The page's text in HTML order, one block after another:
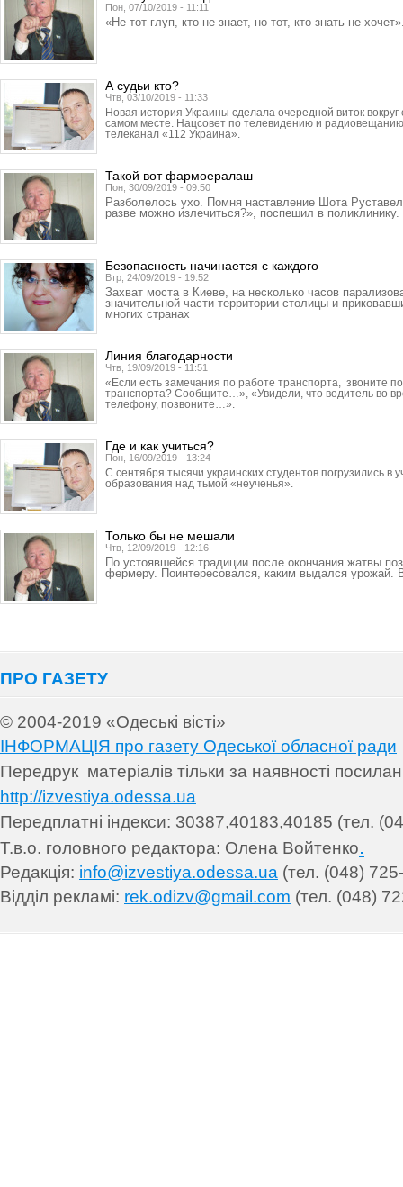
Пон, 07/10/2019 - 11:11
«Не тот глуп, кто не знает, но тот, кто знать не
А судьи кто?
Чтв, 03/10/2019 - 11:33
Новая история Украины сделала очередной виток
самом месте. Нацсовет по телевидению и
телеканал «112 Украина».
Такой вот фармоералаш
Пон, 30/09/2019 - 09:50
Разболелось ухо. Помня наставление Шота
разве можно излечиться?», поспешил в поликлинику.
Безопасность начинается с каждого
Втр, 24/09/2019 - 19:52
Захват моста в Киеве, на несколько часов
значительной части территории столицы и
многих странах
Линия благодарности
Чтв, 19/09/2019 - 11:51
«Если есть замечания по работе транспорта, звоните
транспорта? Сообщите…», «Увидели, что водитель во
телефону, позвоните…».
Где и как учиться?
Пон, 16/09/2019 - 13:24
С сентября тысячи украинских студентов погрузились в
образования над тьмой «неученья».
Только бы не мешали
Чтв, 12/09/2019 - 12:16
По устоявшейся традиции после окончания жатвы
фермеру. Поинтересовался, каким выдался урожай.
ПРО ГАЗЕТУ
© 2004-2019 «Одеські вісті»
ІНФОРМАЦІЯ про газету Одеської обласної ради
Передрук матеріалів тільки за наявності
http://izvestiya.odessa.ua
Передплатні індекси: 30387,40183,40185 (тел.
Т.в.о. головного редактора: Олена Войтенко.
Редакція: info@izvestiya.odessa.ua (тел. (048)
Відділ рекламі: rek.odizv@gmail.com (тел. (048)